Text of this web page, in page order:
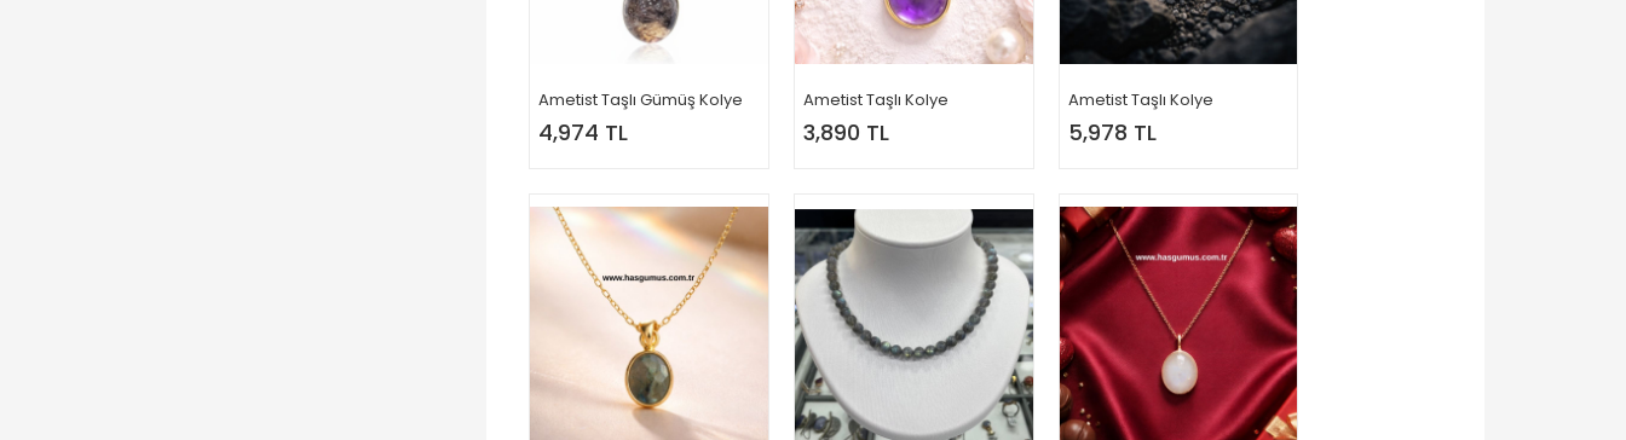
Ametist Taşlı Gümüş Kolye
4,974 TL
Ametist Taşlı Kolye
3,890 TL
Ametist Taşlı Kolye
5,978 TL